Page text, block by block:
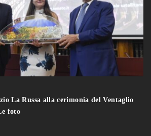
La Russa alla cerimonia del Ventaglio
foto